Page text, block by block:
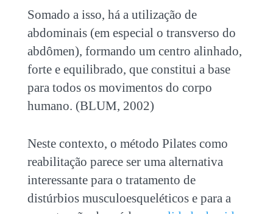
Somado a isso, há a utilização de
abdominais (em especial o transverso do
abdômen), formando um centro alinhado,
forte e equilibrado, que constitui a base
para todos os movimentos do corpo
humano. (BLUM, 2002)
Neste contexto, o método Pilates como
reabilitação parece ser uma alternativa
interessante para o tratamento de
distúrbios musculoesqueléticos e para a